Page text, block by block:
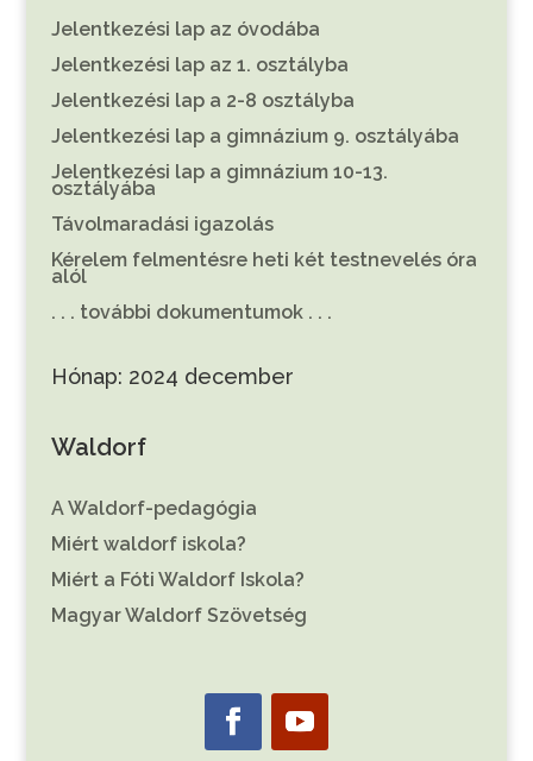
Jelentkezési lap az óvodába
Jelentkezési lap az 1. osztályba
Jelentkezési lap a 2-8 osztályba
Jelentkezési lap a gimnázium 9. osztályába
Jelentkezési lap a gimnázium 10-13.
osztályába
Távolmaradási igazolás
Kérelem felmentésre heti két testnevelés óra
alól
. . . további dokumentumok . . .
Hónap: 2024 december
Waldorf
A Waldorf-pedagógia
Miért waldorf iskola?
Miért a Fóti Waldorf Iskola?
Magyar Waldorf Szövetség